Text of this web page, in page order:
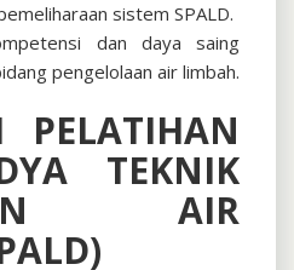
sistem SPALD.
dan daya saing
pengelolaan air limbah.
PELATIHAN
TEKNIK
AIR